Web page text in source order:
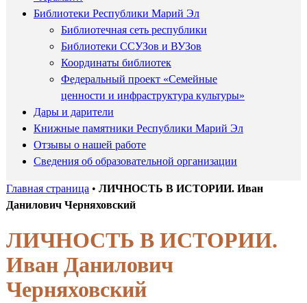
Библиотеки Республики Марий Эл
Библиотечная сеть республики
Библиотеки ССУЗов и ВУЗов
Координаты библиотек
Федеральный проект «Семейные
ценности и инфраструктура культуры»
Дары и дарители
Книжные памятники Республики Марий Эл
Отзывы о нашей работе
Сведения об образовательной организации
Главная страница • ЛИЧНОСТЬ В ИСТОРИИ. Иван
Данилович Черняховский
ЛИЧНОСТЬ В ИСТОРИИ.
Иван Данилович
Черняховский